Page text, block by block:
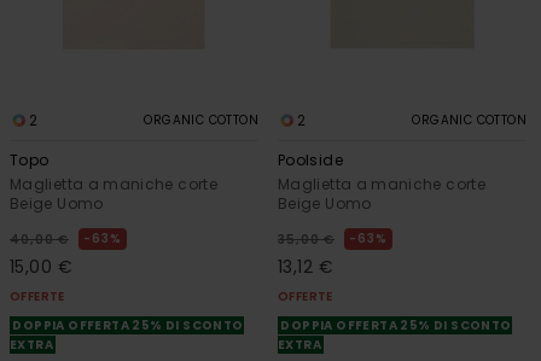
2 ORGANIC COTTON
Topo
Maglietta a maniche corte
Beige Uomo
40,00 € 63%
15,00 €
OFFERTE
DOPPIA OFFERTA 25% DI SCONTO
EXTRA
2 ORGANIC COTTON
Poolside
Maglietta a maniche corte
Beige Uomo
35,00 € 63%
13,12 €
OFFERTE
DOPPIA OFFERTA 25% DI SCONTO
EXTRA